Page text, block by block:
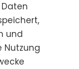
und
Nutzung